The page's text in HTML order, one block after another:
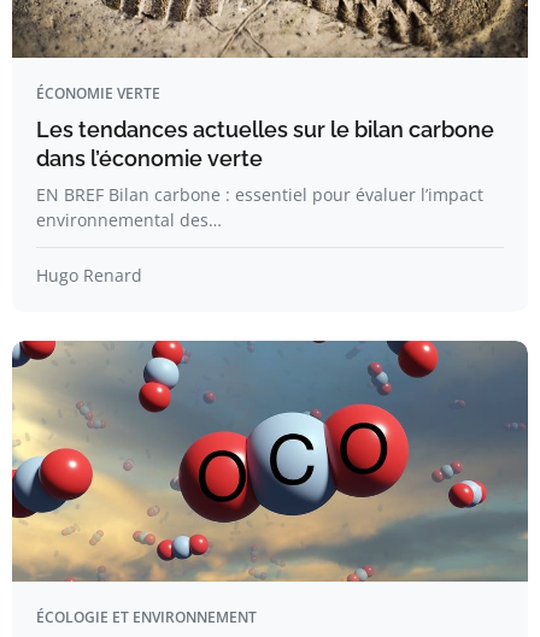
ÉCONOMIE VERTE
Les tendances actuelles sur le bilan carbone
dans l’économie verte
EN BREF Bilan carbone : essentiel pour évaluer l’impact
environnemental des…
Hugo Renard
ÉCOLOGIE ET ENVIRONNEMENT